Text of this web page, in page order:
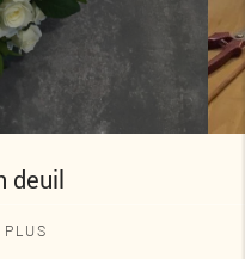
deuil